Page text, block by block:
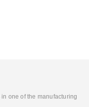
one of the manufacturing